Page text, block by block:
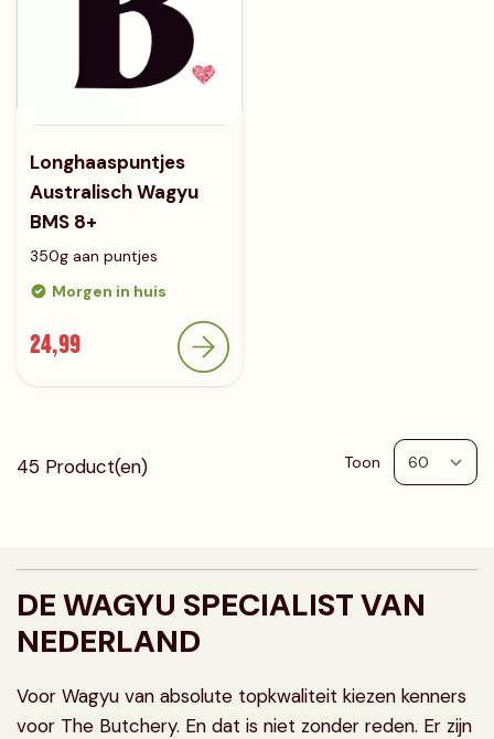
Longhaaspuntjes
Australisch Wagyu
BMS 8+
350g aan puntjes
Morgen in huis
24,99
45 Product(en) Toon
DE WAGYU SPECIALIST VAN
NEDERLAND
Voor Wagyu van absolute topkwaliteit kiezen kenners
voor The Butchery. En dat is niet zonder reden. Er zijn